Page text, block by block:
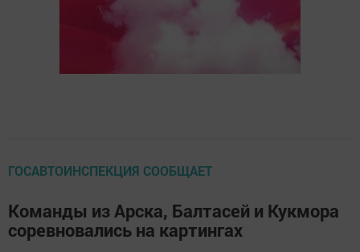
ГОСАВТОИНСПЕКЦИЯ СООБЩАЕТ
Команды из Арска, Балтасей и Кукмора
соревновались на картингах